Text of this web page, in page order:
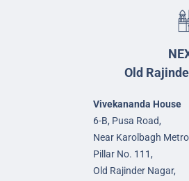
Old
Vivekananda House
6-B, Pusa Road,
Near Karolbagh Metro
Pillar No. 111,
Old Rajinder Nagar,